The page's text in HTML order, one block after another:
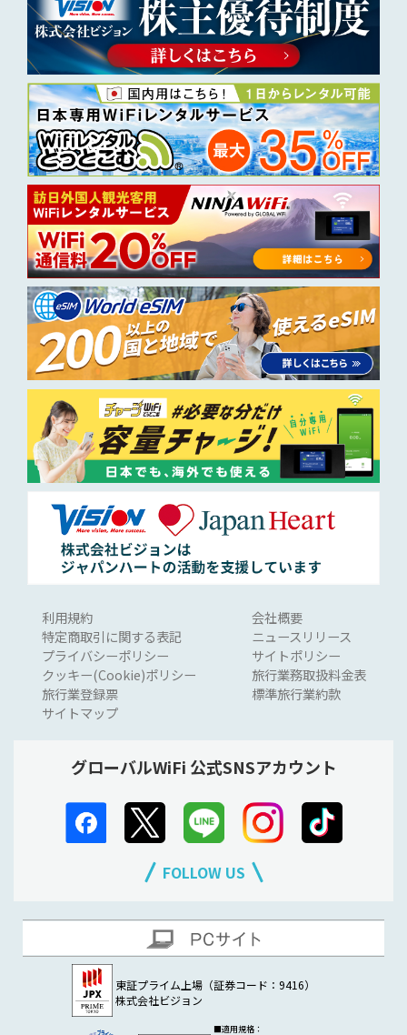
利用規約
特定商取引に関する表記
プライバシーポリシー
クッキー(Cookie)ポリシー
旅行業登録票
サイトマップ
会社概要
ニュースリリース
サイトポリシー
旅行業務取扱料金表
標準旅行業約款
グローバルWiFi 公式SNSアカウント
FOLLOW US
東証プライム上場（証券コード：9416）
株式会社ビジョン
■適用規格：